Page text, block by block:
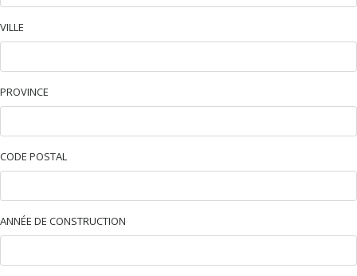
VILLE
PROVINCE
CODE POSTAL
ANNÉE DE CONSTRUCTION